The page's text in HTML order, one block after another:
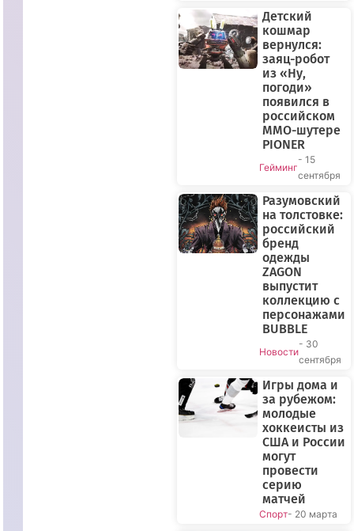
ПРЯМОЙ
ЭФИР
Детский
кошмар
вернулся:
заяц-робот
из «Ну,
погоди»
появился в
российском
MMO-шутере
PIONER
Гейминг
- 15
сентября
Разумовский
на толстовке:
российский
бренд
одежды
ZAGON
выпустит
коллекцию с
персонажами
BUBBLE
Новости
- 30
сентября
Игры дома и
за рубежом:
молодые
хоккеисты из
США и России
могут
провести
серию
матчей
Спорт- 20 марта